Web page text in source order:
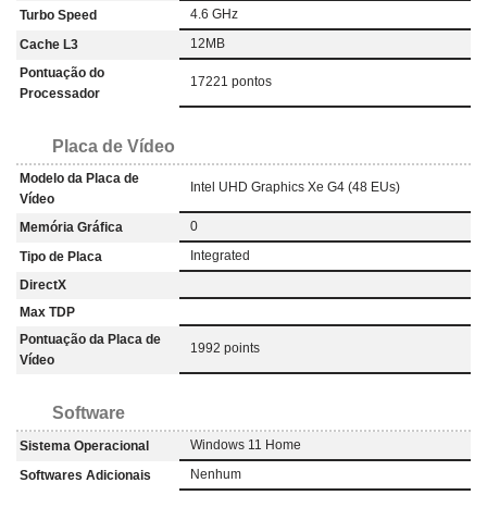
Turbo Speed
4.6 GHz
Cache L3
12MB
Pontuação do
Processador
17221 pontos
Placa de Vídeo
Modelo da Placa de
Vídeo
Intel UHD Graphics Xe G4 (48 EUs)
Memória Gráfica
0
Tipo de Placa
Integrated
DirectX
Max TDP
Pontuação da Placa de
Vídeo
1992 points
Software
Sistema Operacional
Windows 11 Home
Softwares Adicionais
Nenhum